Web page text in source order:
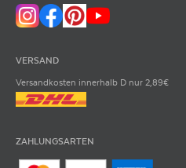
VERSAND
Versandkosten innerhalb D nur 2,89€
ZAHLUNGSARTEN